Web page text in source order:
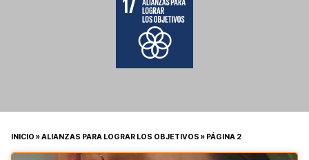
INICIO »ALIANZAS PARA LOGRAR LOS OBJETIVOS » PÁGINA 2